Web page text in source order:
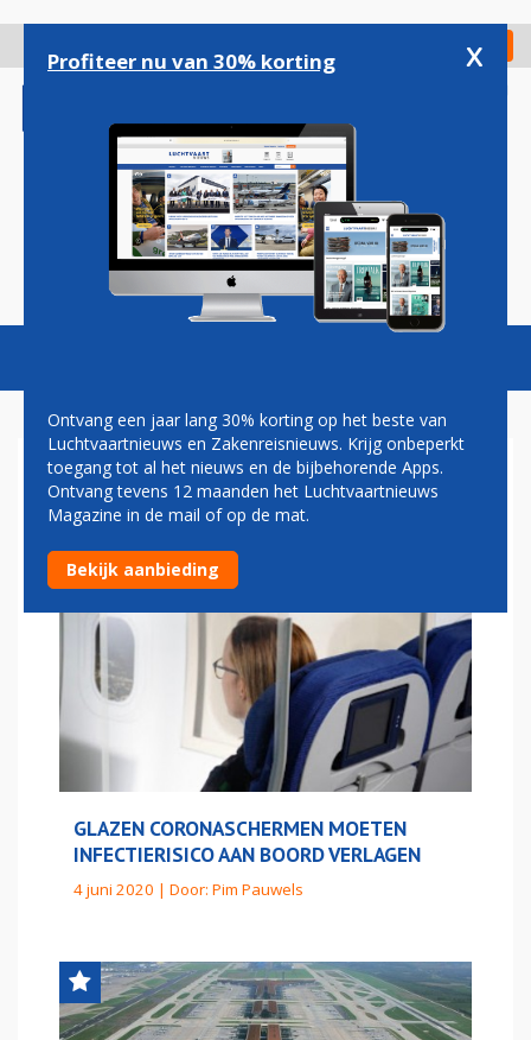
gaan
Check in
Magazine Podcasts Vacatures
CORONAVIRUS
GLAZEN CORONASCHERMEN MOETEN
INFECTIERISICO AAN BOORD VERLAGEN
4 juni 2020 | Door: Pim Pauwels
Profiteer nu van 30% korting x
Ontvang een jaar lang 30% korting op het beste van
Luchtvaartnieuws en Zakenreisnieuws. Krijg onbeperkt
toegang tot al het nieuws en de bijbehorende Apps.
Ontvang tevens 12 maanden het Luchtvaartnieuws
Magazine in de mail of op de mat.
Bekijk aanbieding